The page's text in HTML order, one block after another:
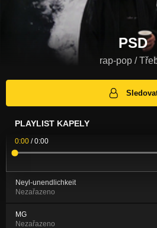
PSD
rap-pop /
PLAYLIST KAPELY
0:00 /0:00
Neyl-unendlichkeit
Nezařazeno
MG
Nezařazeno